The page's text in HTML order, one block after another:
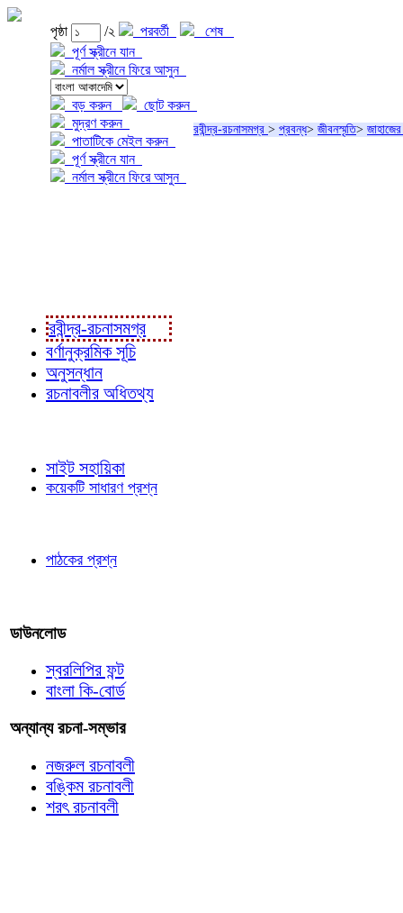
পৃষ্ঠা /২ পরবর্তী
শেষ
পূর্ণ স্ক্রীনে যান
নর্মাল স্ক্রীনে ফিরে আসুন
বড় করুন
ছোট করুন
মুদ্রণ করুন
পাতাটিকে মেইল করুন
পূর্ণ স্ক্রীনে যান
নর্মাল স্ক্রীনে ফিরে আসুন
রবীন্দ্র-রচনাসমগ্র > প্রবন্ধ> জীবনস্মৃতি>
রবীন্দ্র-রচনাসমগ্র
বর্ণানুক্রমিক সূচি
অনুসন্ধান
রচনাবলীর অধিতথ্য
সাইট সহায়িকা
কয়েকটি সাধারণ প্রশ্ন
পাঠকের প্রশ্ন
ডাউনলোড
স্বরলিপির ফন্ট
বাংলা কি-বোর্ড
অন্যান্য রচনা-সম্ভার
নজরুল রচনাবলী
বঙ্কিম রচনাবলী
শরৎ রচনাবলী